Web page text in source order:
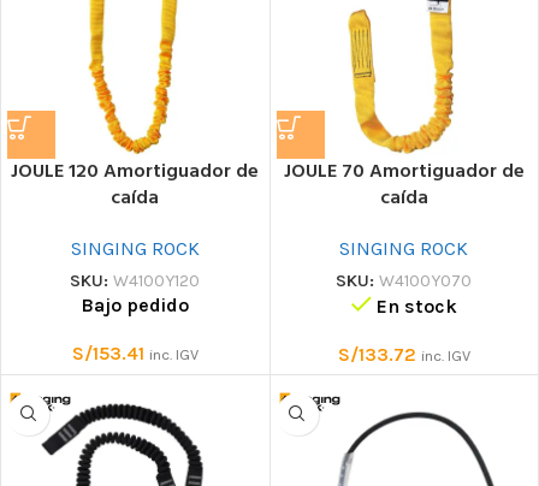
JOULE 120 Amortiguador de
caída
SINGING ROCK
SKU:W4100Y120
Bajo pedido
S/153.41 inc. IGV
JOULE 70 Amortiguador de
caída
SINGING ROCK
SKU:W4100Y070
En stock
S/133.72 inc. IGV